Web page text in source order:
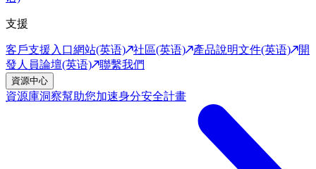
支援
客戶支援入口網站(英语) 社區(英语) 產品說明文件(英语)
開
發人員論壇(英语)
聯繫我們
資源中心
資源庫洞察幫助您加速身分安全計畫